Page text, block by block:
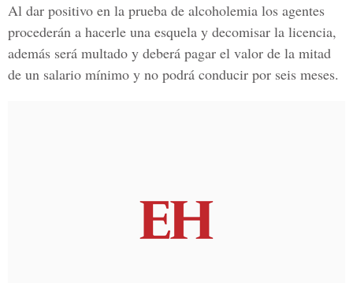
Al dar positivo en la prueba de alcoholemia los agentes
procederán a hacerle una esquela y decomisar la licencia,
además será multado y deberá pagar el valor de la mitad
de un salario mínimo y no podrá conducir por seis meses.